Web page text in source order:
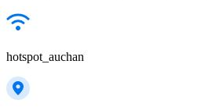
hotspot_auchan